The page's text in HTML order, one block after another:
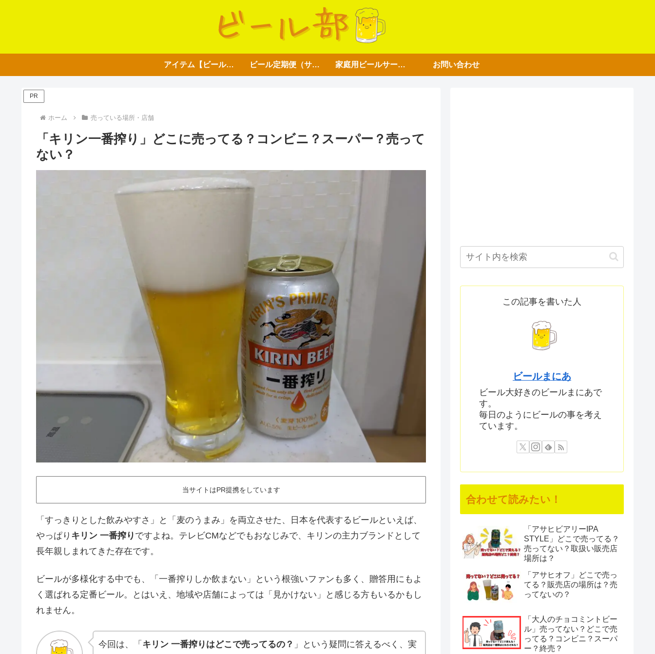
アイテム【ビール好き用】 ビール定期便（サブスク） 家庭用ビールサーバー お問い合わせ
PR
ホーム 売っている場所・店舗
「キリン一番搾り」どこに売ってる？コンビニ？スーパー？売って
ない？
当サイトはPR提携をしています
「すっきりとした飲みやすさ」と「麦のうまみ」を両立させた、日本を代表するビールといえば、
やっぱり キリン 一番搾り ですよね。テレビCMなどでもおなじみで、キリンの主力ブランドとして
長年親しまれてきた存在です。
ビールが多様化する中でも、「一番搾りしか飲まない」という根強いファンも多く、贈答用にもよ
く選ばれる定番ビール。とはいえ、地域や店舗によっては「見かけない」と感じる方もいるかもし
れません。
今回は、「 キリン 一番搾りはどこで売ってるの？ 」という疑問に答えるべく、実
この記事を書いた人
ビールまにあ
ビール大好きのビールまにあで
す。
毎日のようにビールの事を考え
ています。
合わせて読みたい！
「アサヒビアリーIPA
STYLE」どこで売ってる？
売ってない？取扱い販売店
場所は？
「アサヒオフ」どこで売っ
てる？販売店の場所は？売
ってないの？
「大人のチョコミントビー
ル」売ってない？どこで売
ってる？コンビニ？スーパ
ー？終売？